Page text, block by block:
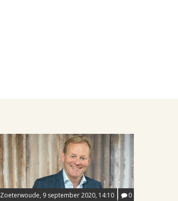
Zoeterwoude, 9 september 2020, 14:10 0